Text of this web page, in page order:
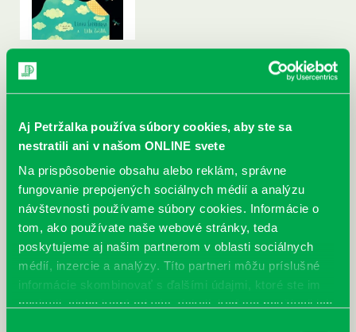
Aj Petržalka používa súbory cookies, aby ste sa
nestratili ani v našom ONLINE svete
Na prispôsobenie obsahu alebo reklám, správne
fungovanie prepojených sociálnych médií a analýzu
návštevnosti používame súbory cookies. Informácie o
tom, ako používate naše webové stránky, teda
poskytujeme aj našim partnerom v oblasti sociálnych
médií, inzercie a analýzy. Títo partneri môžu príslušné
informácie skombinovať s ďalšími údajmi, ktoré ste im
poskytli, alebo ktoré od vás získali, keď ste používali ich